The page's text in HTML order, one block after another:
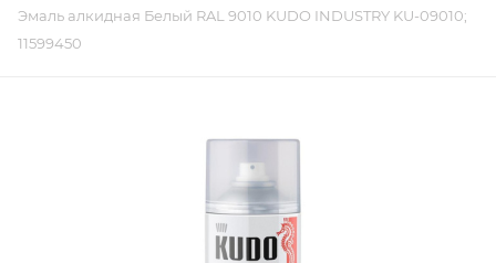
Эмаль алкидная Белый RAL 9010 KUDO INDUSTRY KU-09010;
11599450